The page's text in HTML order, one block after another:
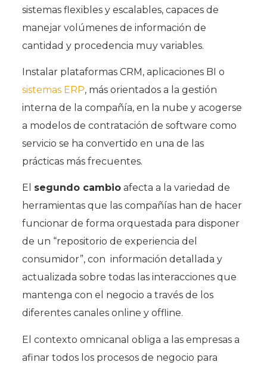
sistemas flexibles y escalables, capaces de
manejar volúmenes de información de
cantidad y procedencia muy variables.
Instalar plataformas CRM, aplicaciones BI o
sistemas ERP, más orientados a la gestión
interna de la compañía, en la nube y acogerse
a modelos de contratación de software como
servicio se ha convertido en una de las
prácticas más frecuentes.
El segundo cambio afecta a la variedad de
herramientas que las compañías han de hacer
funcionar de forma orquestada para disponer
de un “repositorio de experiencia del
consumidor”, con información detallada y
actualizada sobre todas las interacciones que
mantenga con el negocio a través de los
diferentes canales online y offline.
El contexto omnicanal obliga a las empresas a
afinar todos los procesos de negocio para